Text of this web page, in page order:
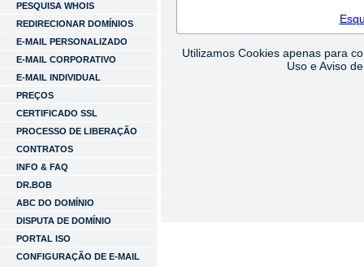
PESQUISA WHOIS
REDIRECIONAR DOMÍNIOS
E-MAIL PERSONALIZADO
E-MAIL CORPORATIVO
E-MAIL INDIVIDUAL
PREÇOS
CERTIFICADO SSL
PROCESSO DE LIBERAÇÃO
CONTRATOS
INFO & FAQ
DR.BOB
ABC DO DOMÍNIO
DISPUTA DE DOMÍNIO
PORTAL ISO
CONFIGURAÇÃO DE E-MAIL
Utilizamos Cookies apenas para
Uso e Aviso